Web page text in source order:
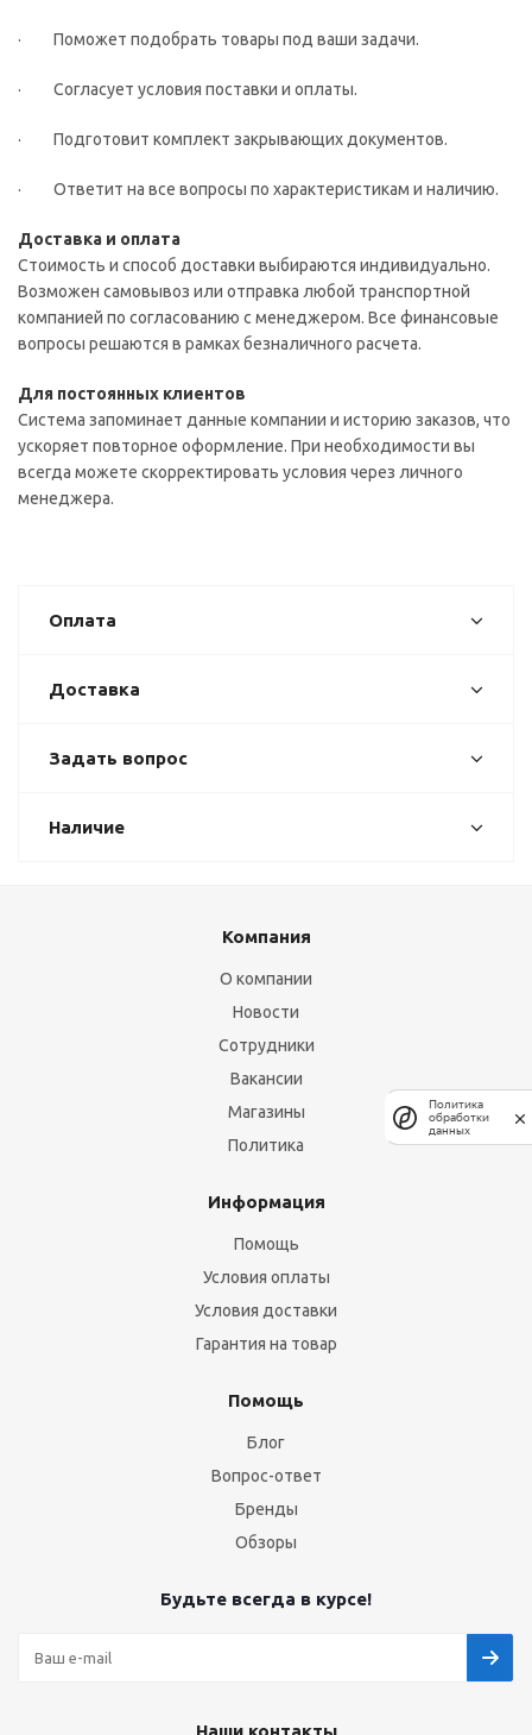
· Поможет подобрать товары под ваши задачи.
· Согласует условия поставки и оплаты.
· Подготовит комплект закрывающих документов.
· Ответит на все вопросы по характеристикам и наличию.
Доставка и оплата
Стоимость и способ доставки выбираются индивидуально.
Возможен самовывоз или отправка любой транспортной
компанией по согласованию с менеджером. Все финансовые
вопросы решаются в рамках безналичного расчета.
Для постоянных клиентов
Система запоминает данные компании и историю заказов, что
ускоряет повторное оформление. При необходимости вы
всегда можете скорректировать условия через личного
менеджера.
Оплата
Доставка
Задать вопрос
Наличие
Компания
О компании
Новости
Сотрудники
Вакансии
Магазины
Политика
Информация
Помощь
Условия оплаты
Условия доставки
Гарантия на товар
Помощь
Блог
Вопрос-ответ
Бренды
Обзоры
Будьте всегда в курсе!
Наши контакты
Политика
обработки
данных